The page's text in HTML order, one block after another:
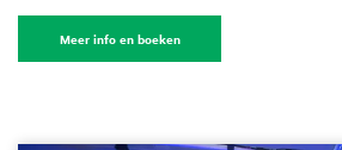
Meer info en boeken